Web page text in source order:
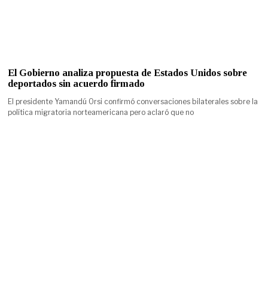
El Gobierno analiza propuesta de Estados Unidos sobre
deportados sin acuerdo firmado
El presidente Yamandú Orsi confirmó conversaciones bilaterales sobre la
política migratoria norteamericana pero aclaró que no